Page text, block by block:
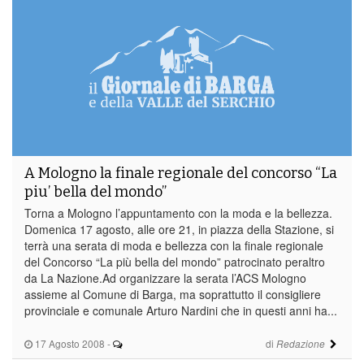
17 Agosto 2008 - di Redazione
A Mologno la finale regionale del concorso “La
piu’ bella del mondo”
Torna a Mologno l’appuntamento con la moda e la bellezza.
Domenica 17 agosto, alle ore 21, in piazza della Stazione, si
terrà una serata di moda e bellezza con la finale regionale
del Concorso “La più bella del mondo” patrocinato peraltro
da La Nazione.Ad organizzare la serata l’ACS Mologno
assieme al Comune di Barga, ma soprattutto il consigliere
provinciale e comunale Arturo Nardini che in questi anni ha...